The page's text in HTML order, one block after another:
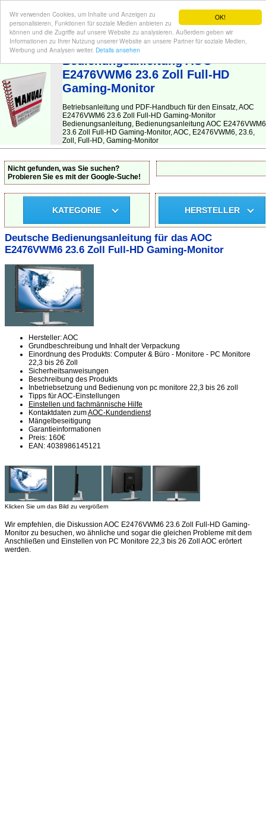
OK!
Wir verwenden Cookies, um Inhalte und Anzeigen zu
personalisieren, Funktionen für soziale Medien anbieten zu
können und die Zugriffe auf unsere Website zu analysieren. Außerdem geben wir
Informationen zu Ihrer Nutzung unserer Website an unsere Partner für soziale Medien,
Werbung und Analysen weiter. Details ansehen
BEDIENUNGSANLEITUNG| Hier finden Sie die deutsche Anleitung!
Bedienungsanleitung AOC
E2476VWM6 23.6 Zoll Full-HD
Gaming-Monitor
Betriebsanleitung und PDF-Handbuch für den Einsatz, AOC
E2476VWM6 23.6 Zoll Full-HD Gaming-Monitor
Bedienungsanleitung, Bedienungsanleitung AOC E2476VWM6
23.6 Zoll Full-HD Gaming-Monitor, AOC, E2476VWM6, 23.6,
Zoll, Full-HD, Gaming-Monitor
Nicht gefunden, was Sie suchen?
Probieren Sie es mit der Google-Suche!
KATEGORIE HERSTELLER
Deutsche Bedienungsanleitung für das AOC
E2476VWM6 23.6 Zoll Full-HD Gaming-Monitor
Hersteller: AOC
Grundbeschreibung und Inhalt der Verpackung
Einordnung des Produkts: Computer & Büro - Monitore - PC Monitore
22,3 bis 26 Zoll
Sicherheitsanweisungen
Beschreibung des Produkts
Inbetriebsetzung und Bedienung von pc monitore 22,3 bis 26 zoll
Tipps für AOC-Einstellungen
Einstellen und fachmännische Hilfe
Kontaktdaten zumAOC-Kundendienst
Mängelbeseitigung
Garantieinformationen
Preis: 160€
EAN: 4038986145121
Klicken Sie um das Bild zu vergrößern
Wir empfehlen, die Diskussion AOC E2476VWM6 23.6 Zoll Full-HD Gaming-
Monitor zu besuchen, wo ähnliche und sogar die gleichen Probleme mit dem
Anschließen und Einstellen von PC Monitore 22,3 bis 26 Zoll AOC erörtert
werden.